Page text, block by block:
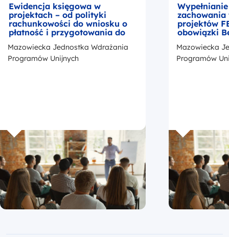
Ewidencja księgowa w
projektach – od polityki
rachunkowości do wniosku o
płatność i przygotowania do
kontroli
Mazowiecka Jednostka Wdrażania
Programów Unijnych
zachowania
projektów
obowiązki
okresie
z
promocji
Mazowiecka
Programów